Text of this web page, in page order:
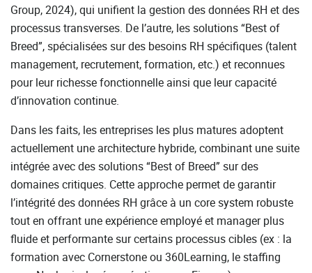
Group, 2024), qui unifient la gestion des données RH et des
processus transverses. De l’autre, les solutions “Best of
Breed”, spécialisées sur des besoins RH spécifiques (talent
management, recrutement, formation, etc.) et reconnues
pour leur richesse fonctionnelle ainsi que leur capacité
d’innovation continue.
Dans les faits, les entreprises les plus matures adoptent
actuellement une architecture hybride, combinant une suite
intégrée avec des solutions “Best of Breed” sur des
domaines critiques. Cette approche permet de garantir
l’intégrité des données RH grâce à un core system robuste
tout en offrant une expérience employé et manager plus
fluide et performante sur certains processus cibles (ex : la
formation avec Cornerstone ou 360Learning, le staffing